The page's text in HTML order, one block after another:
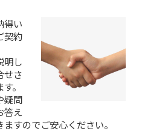
得い
契約
明し
せさ
。
疑問
答え
すのでご安心ください。